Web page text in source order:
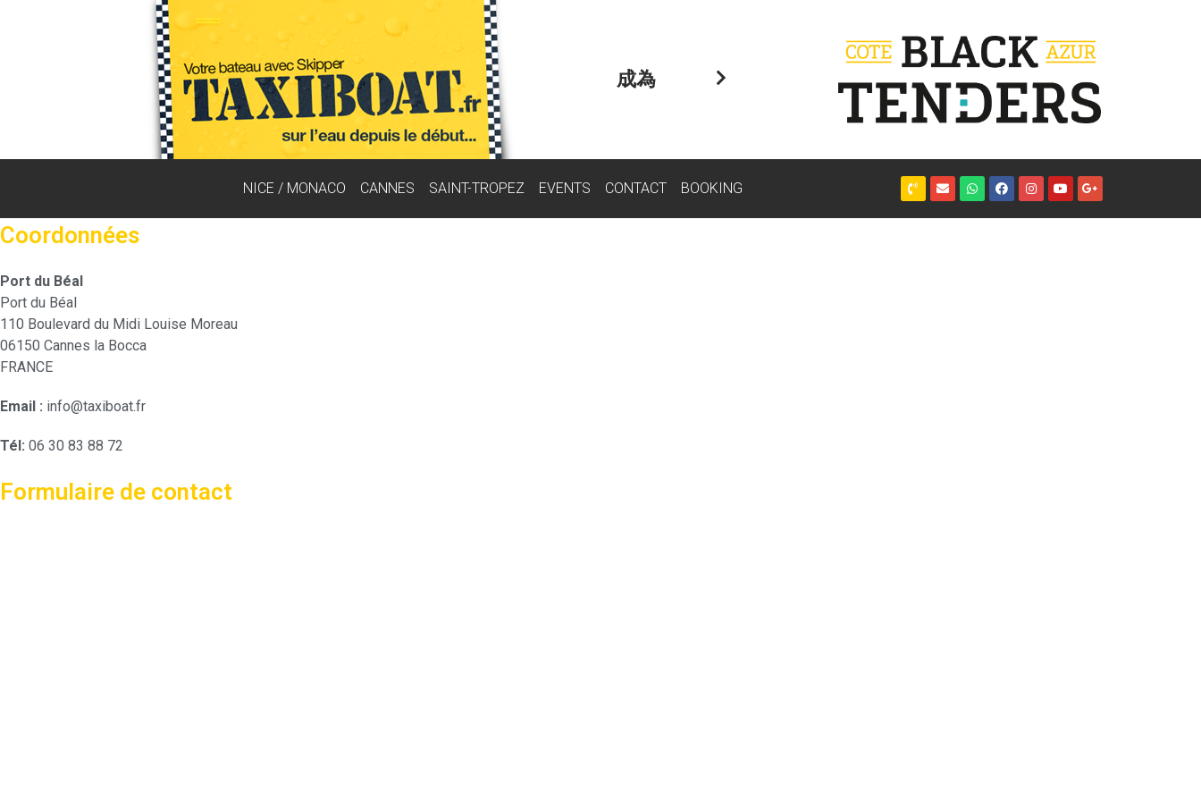
成為
NICE / MONACO CANNES SAINT-TROPEZ EVENTS CONTACT BOOKING
Coordonnées
Port du Béal
Port du Béal
110 Boulevard du Midi Louise Moreau
06150 Cannes la Bocca
FRANCE
Email : info@taxiboat.fr
Tél: 06 30 83 88 72
Formulaire de contact